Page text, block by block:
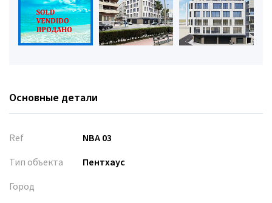
Основные детали
Ref
NBA 03
Тип объекта
Пентхаус
Город